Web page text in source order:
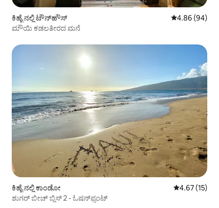
ಕಿಹೈ ನಲ್ಲಿ ಟೌನ್‌ಹೌಸ್ 5 ರಲ್ಲಿ 4.86
4.86 (94)
ಮೌಯಿ ಕಡಲತೀರದ ಮನೆ
ಕಿಹೈ ನಲ್ಲಿ ಕಾಂಡೋ 5 ರಲ್ಲಿ 4.67
4.67 (15)
ಶುಗರ್ ಬೀಚ್ ಬ್ಲಿಸ್ 2 - ಓಷನ್‌ಫ್ರಂಟ್